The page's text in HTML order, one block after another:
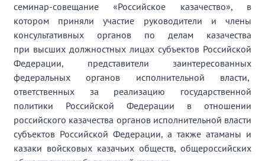
семинар-совещание «Российское казачество», в
котором приняли участие руководители и члены
консультативных органов по делам казачества
при высших должностных лицах субъектов Российской
Федерации, представители заинтересованных
федеральных органов исполнительной власти,
ответственных за реализацию государственной
политики Российской Федерации в отношении
российского казачества органов исполнительной власти
субъектов Российской Федерации, а также атаманы и
казаки войсковых казачьих обществ, общероссийских